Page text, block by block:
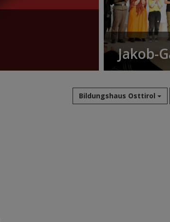
Jakob-
Bildungshaus Osttirol